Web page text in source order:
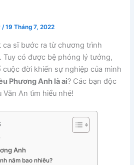
/19 Tháng 7, 2022
ca sĩ bước ra từ chương trình
Tuy có được bệ phóng lý tưởng,
cuộc đời khiến sự nghiệp của mình
Phương Anh là ai? Các bạn độc
Văn An tìm hiểu nhé!
Anh
năm bao nhiêu?